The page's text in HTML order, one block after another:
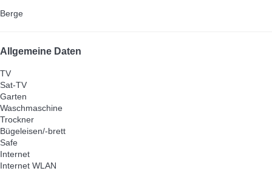
Berge
Allgemeine Daten
TV
Sat-TV
Garten
Waschmaschine
Trockner
Bügeleisen/-brett
Safe
Internet
Internet WLAN